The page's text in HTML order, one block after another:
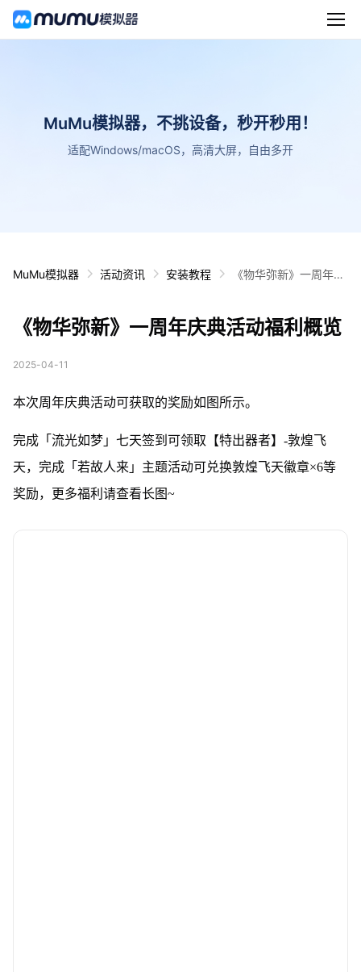
MuMu模拟器，不挑设备，秒开秒用！
适配Windows/macOS，高清大屏，自由多开
MuMu模拟器 活动资讯 安装教程
《物华弥新》一周年庆
《物华弥新》一周年庆典活动福利概览
2025-04-11
本次周年庆典活动可获取的奖励如图所示。
完成「流光如梦」七天签到可领取【特出器者】-敦煌飞
天，完成「若故人来」主题活动可兑换敦煌飞天徽章×6等
奖励，更多福利请查看长图~